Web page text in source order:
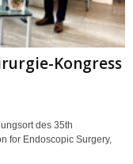
Kongress
des 35th
for Endoscopic Surgery,